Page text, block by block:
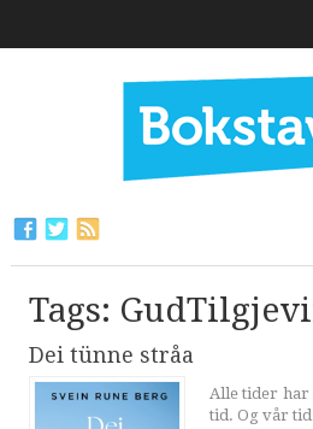
Tags:
Dei tünne stråa
Alle tider har
tid. Og vår